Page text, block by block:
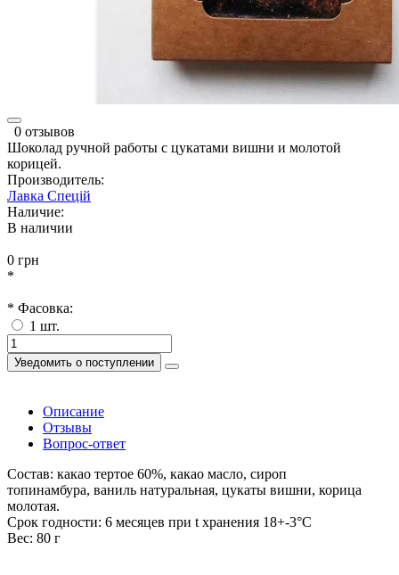
0 отзывов
Шоколад ручной работы с цукатами вишни и молотой
корицей.
Производитель:
Лавка Спецій
Наличие:
В наличии
0 грн
*
* Фасовка:
1 шт.
Уведомить о поступлении
Описание
Отзывы
Вопрос-ответ
Состав: какао тертое 60%, какао масло, сироп
топинамбура, ваниль натуральная, цукаты вишни, корица
молотая.
Срок годности: 6 месяцев при t хранения 18+-3°С
Вес: 80 г